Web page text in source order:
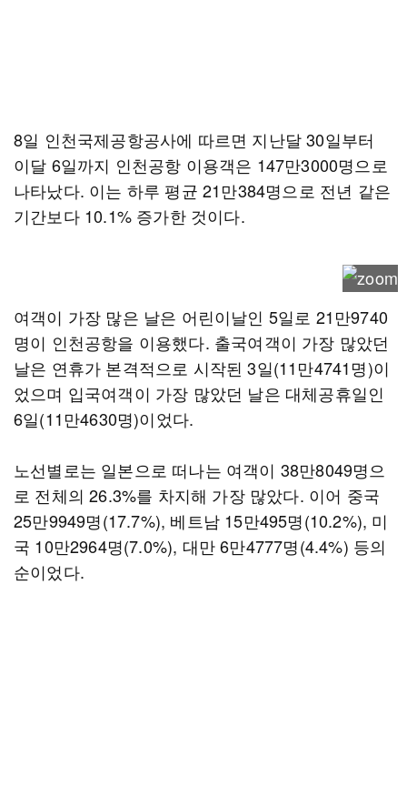
8일 인천국제공항공사에 따르면 지난달 30일부터
이달 6일까지 인천공항 이용객은 147만3000명으로
나타났다. 이는 하루 평균 21만384명으로 전년 같은
기간보다 10.1% 증가한 것이다.
여객이 가장 많은 날은 어린이날인 5일로 21만9740
명이 인천공항을 이용했다. 출국여객이 가장 많았던
날은 연휴가 본격적으로 시작된 3일(11만4741명)이
었으며 입국여객이 가장 많았던 날은 대체공휴일인
6일(11만4630명)이었다.
노선별로는 일본으로 떠나는 여객이 38만8049명으
로 전체의 26.3%를 차지해 가장 많았다. 이어 중국
25만9949명(17.7%), 베트남 15만495명(10.2%), 미
국 10만2964명(7.0%), 대만 6만4777명(4.4%) 등의
순이었다.